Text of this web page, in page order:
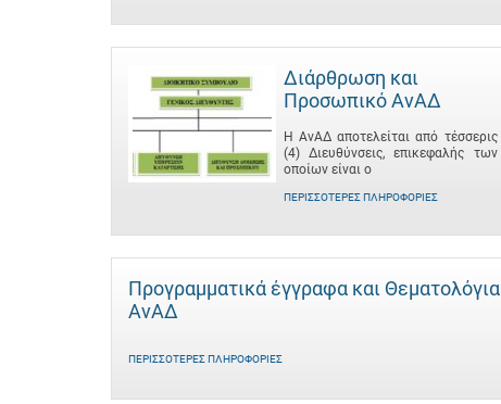
Διάρθρωση και
Προσωπικό ΑνΑΔ
Η ΑνΑΔ αποτελείται από τέσσερις
(4) Διευθύνσεις, επικεφαλής των
οποίων είναι ο
ΠΕΡΙΣΣΌΤΕΡΕΣ ΠΛΗΡΟΦΟΡΊΕΣ
Προγραμματικά έγγραφα και Θεματολόγια
ΑνΑΔ
ΠΕΡΙΣΣΌΤΕΡΕΣ ΠΛΗΡΟΦΟΡΊΕΣ